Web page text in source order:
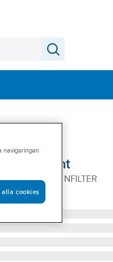
Aquarent
VATTENFILTER
navigeringen
alla cookies